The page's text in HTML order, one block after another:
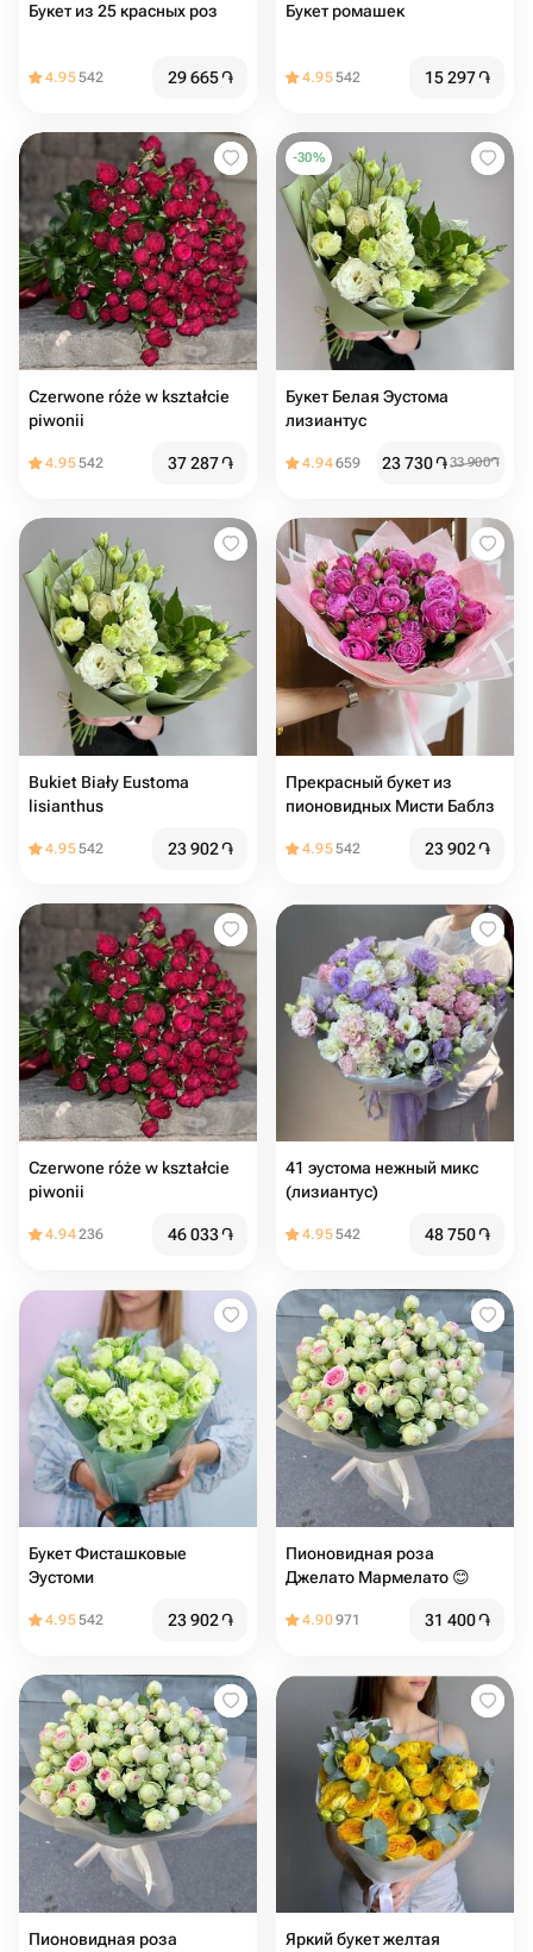
Букет из 25 красных роз
4.95542 29 665֏
Букет ромашек
4.95542 15 297֏
Czerwone róże w kształcie
piwonii
4.95542 37 287֏
-30%
Букет Белая Эустома
лизиантус
4.94659 23 730֏33 900֏
Bukiet Biały Eustoma
lisianthus
4.95542 23 902֏
Прекрасный букет из
пионовидных Мисти Баблз
4.95542 23 902֏
Czerwone róże w kształcie
piwonii
4.94236 46 033֏
41 эустома нежный микс
(лизиантус)
4.95542 48 750֏
Букет Фисташковые
Эустоми
4.95542 23 902֏
Пионовидная роза
Джелато Мармелато 😊
4.90971 31 400֏
Пионовидная роза Яркий букет желтая